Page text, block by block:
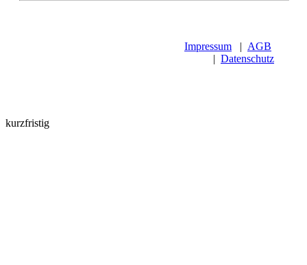
Impressum | AGB
| Datenschutz
kurzfristig